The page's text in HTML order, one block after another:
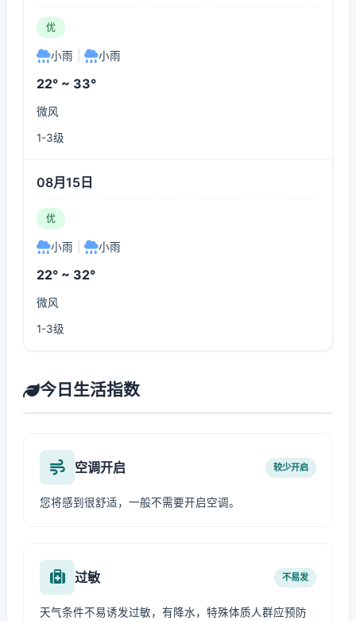
优
小雨 小雨
22° ~ 33°
微风
1-3级
08月15日
优
小雨 小雨
22° ~ 32°
微风
1-3级
今日生活指数
空调开启 较少开启
您将感到很舒适，一般不需要开启空调。
过敏 不易发
天气条件不易诱发过敏，有降水，特殊体质人群应预防